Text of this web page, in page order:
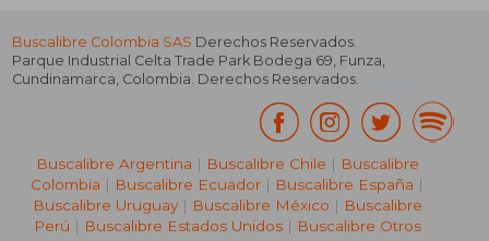
Buscalibre Colombia SAS Derechos Reservados.
Parque Industrial Celta Trade Park Bodega 69, Funza,
Cundinamarca, Colombia. Derechos Reservados.
Buscalibre Argentina | Buscalibre Chile | Buscalibre
Colombia | Buscalibre Ecuador | Buscalibre España |
Buscalibre Uruguay| Buscalibre México | Buscalibre
Perú | Buscalibre Estados Unidos| Buscalibre Otros